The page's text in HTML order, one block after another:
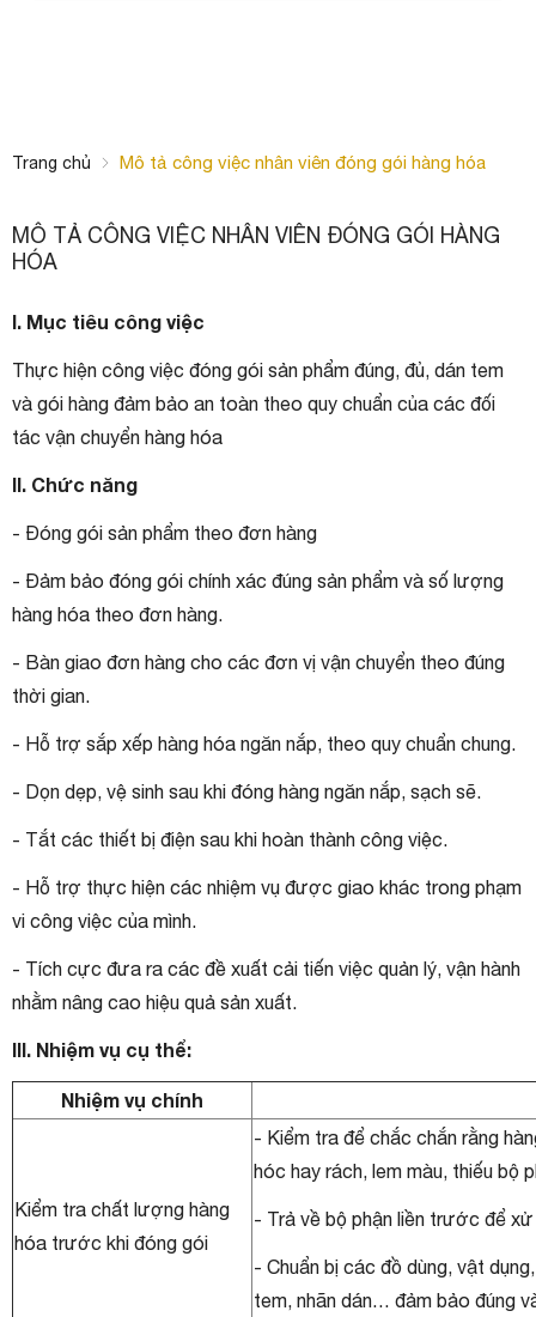
Trang chủ Mô tả công việc nhân viên đóng gói hàng hóa
MÔ TẢ CÔNG VIỆC NHÂN VIÊN ĐÓNG GÓI HÀNG
HÓA
I. Mục tiêu công việc
Thực hiện công việc đóng gói sản phẩm đúng, đủ, dán tem
và gói hàng đảm bảo an toàn theo quy chuẩn của các đối
tác vận chuyển hàng hóa
II. Chức năng
- Đóng gói sản phẩm theo đơn hàng
- Đảm bảo đóng gói chính xác đúng sản phẩm và số lượng
hàng hóa theo đơn hàng.
- Bàn giao đơn hàng cho các đơn vị vận chuyển theo đúng
thời gian.
- Hỗ trợ sắp xếp hàng hóa ngăn nắp, theo quy chuẩn chung.
- Dọn dẹp, vệ sinh sau khi đóng hàng ngăn nắp, sạch sẽ.
- Tắt các thiết bị điện sau khi hoàn thành công việc.
- Hỗ trợ thực hiện các nhiệm vụ được giao khác trong phạm
vi công việc của mình.
- Tích cực đưa ra các đề xuất cải tiến việc quản lý, vận hành
nhằm nâng cao hiệu quả sản xuất.
III. Nhiệm vụ cụ thể:
Nhiệm vụ chính
Kiểm tra chất lượng hàng
hóa trước khi đóng gói
- Kiểm tra để chắc chắn rằng
hóc hay rách, lem màu, thiếu bộ
- Trả về bộ phận liền trước để xử
- Chuẩn bị các đồ dùng, vật
tem, nhãn dán… đảm bảo đúng